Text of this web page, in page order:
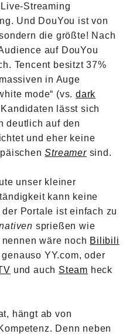
Streaming
Und DouYou ist von
die größte! Nach
auf DouYou
Tencent besitzt 37%
in Auge
mode“ (vs.dark
lässt sich
deutlich auf den
und eher keine
Streamersind.
unser kleiner
kann keine
Portale ist einfach zu
sprießen wie
wäre noch Bilibili
YY.com, oder
und auch Steam heck
hängt ab von
Denn neben